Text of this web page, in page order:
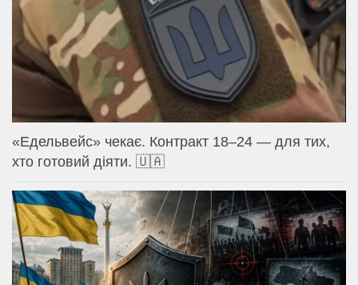
«Едельвейс» чекає. Контракт 18–24 — для тих,
хто готовий діяти. 🇺🇦